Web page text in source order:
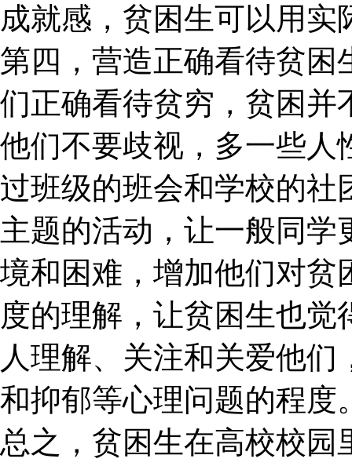
成就感，贫困生可以用
第四，营造正确看待贫困
们正确看待贫穷，贫困并
他们不要歧视，多一些人
过班级的班会和学校的社
主题的活动，让一般同
境和困难，增加他们对贫
度的理解，让贫困生也
人理解、关注和关爱他
和抑郁等心理问题的程度
总之，贫困生在高校校园